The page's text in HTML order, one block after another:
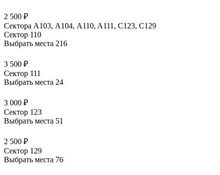
2 500 ₽
Сектора A103, А104, A110, A111, C123, C129
Сектор 110
Выбрать места 216
3 500 ₽
Сектор 111
Выбрать места 24
3 000 ₽
Сектор 123
Выбрать места 51
2 500 ₽
Сектор 129
Выбрать места 76